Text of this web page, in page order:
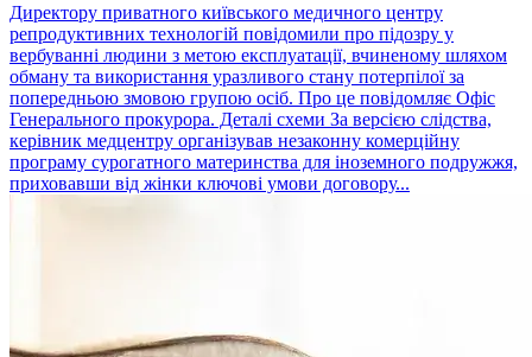
Директору приватного київського медичного центру
репродуктивних технологій повідомили про підозру у
вербуванні людини з метою експлуатації, вчиненому шляхом
обману та використання уразливого стану потерпілої за
попередньою змовою групою осіб. Про це повідомляє Офіс
Генерального прокурора. Деталі схеми За версією слідства,
керівник медцентру організував незаконну комерційну
програму сурогатного материнства для іноземного подружжя,
приховавши від жінки ключові умови договору...